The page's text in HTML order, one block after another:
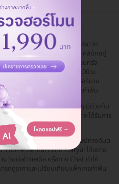
รรม จังหวัดสงขลา เดินทางสะดวก
maps/qAVFEduDR8...
คลินิกอยู่
ขนส่งกับกาแฟชาวดอย อยู่เซนทรัล
19.00 น. วันอาทิตย์ 10.00-17.00 น.
ตรจากทันตแพทย์ ทั้งการให้คำอธิบาย
ช้บริการรู้สึกสบายใจทุกครั้งที่มาทำฟัน
ม่เป็นรองคลินิกทันตกรรมอื่นๆ มีด้วยกัน
ห้บริการตลอด ลูกค้ามั่นใจว่าจะได้รับการ
ยังมีเทคโนโลยีทันสมัย อุปกรณ์ทางทันต
iHome Dental Clinic Hatyai ได้ขยาย
ง Social media หรือทาง Chat ทำให้
รถดูราคาและเปรียบเทียบแพ็กเกจทำฟัน